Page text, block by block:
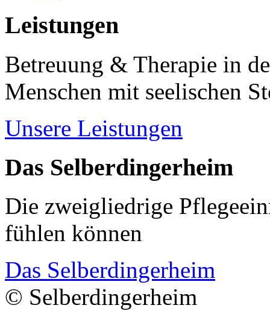
Leistungen
Betreuung & Therapie in
Menschen mit seelischen
Unsere Leistungen
Das Selberdingerheim
Die zweigliedrige
fühlen können
Das Selberdingerheim
© Selberdingerheim